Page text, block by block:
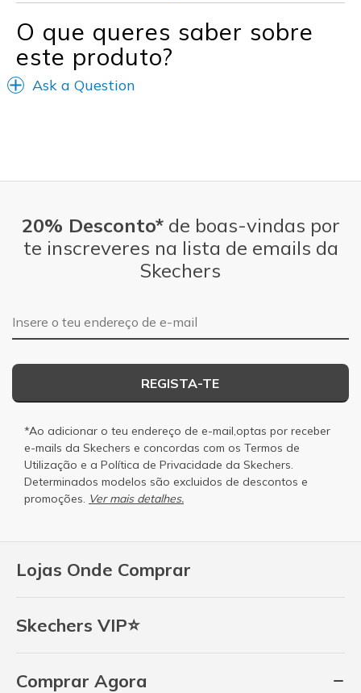
O que queres saber sobre
este produto?
Ask a Question
Lojas Onde Comprar
Skechers VIP⭐
Comprar Agora
20% Desconto*de boas-vindas por
te inscreveres na lista de emails da
Skechers
Endereço de e-mail
REGISTA-TE
*Ao adicionar o teu endereço de e-mail,optas por receber
e-mails da Skechers e concordas com os Termos de
Utilização e a Política de Privacidade da Skechers.
Determinados modelos são excluidos de descontos e
promoções. Ver mais detalhes.